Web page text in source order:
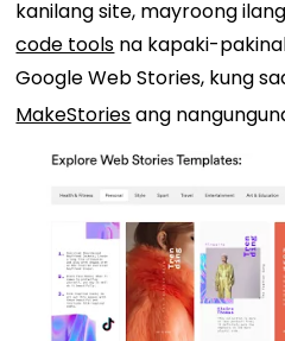
kanilang site, mayroong ilang
code tools na kapaki-
Google Web Stories, kung
MakeStoriesang